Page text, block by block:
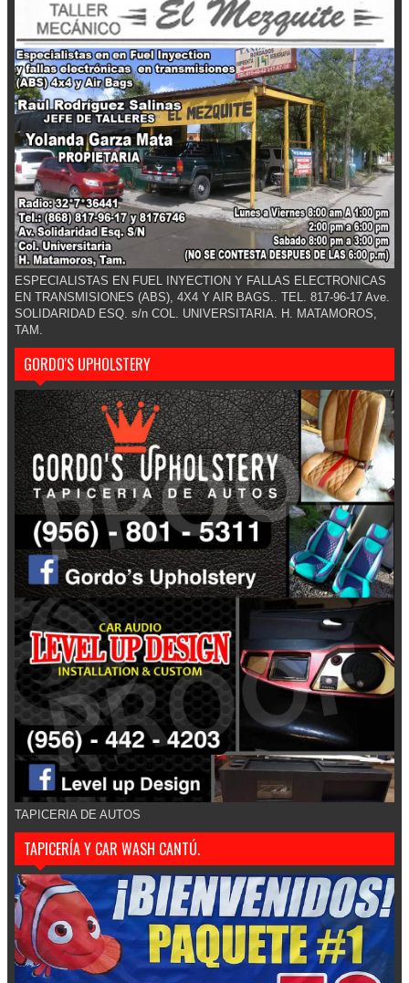
ESPECIALISTAS EN FUEL INYECTION Y FALLAS ELECTRONICAS
EN TRANSMISIONES (ABS), 4X4 Y AIR BAGS.. TEL. 817-96-17 Ave.
SOLIDARIDAD ESQ. s/n COL. UNIVERSITARIA. H. MATAMOROS,
TAM.
GORDO'S UPHOLSTERY
TAPICERIA DE AUTOS
TAPICERÍA Y CAR WASH CANTÚ.